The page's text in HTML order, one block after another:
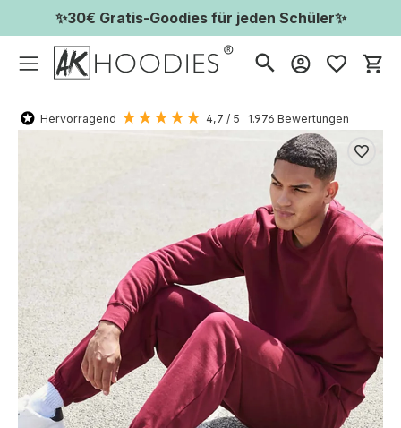
✨30€ Gratis-Goodies für jeden Schüler✨
Hervorragend 4,7 / 5 1.976 Bewertungen